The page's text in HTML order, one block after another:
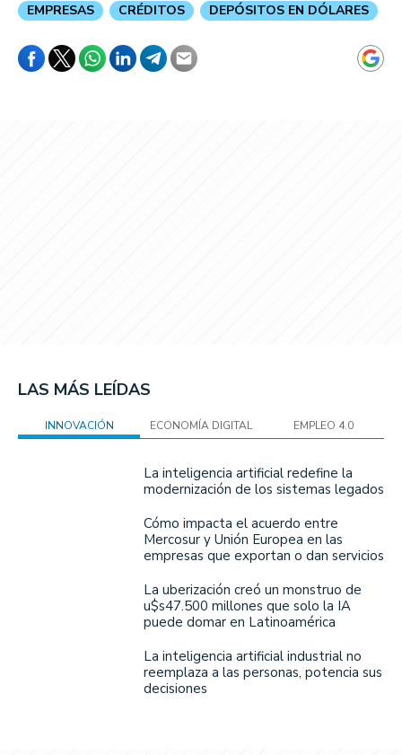
EMPRESAS CRÉDITOS DEPÓSITOS EN DÓLARES
LAS MÁS LEÍDAS
INNOVACIÓN ECONOMÍA DIGITAL EMPLEO 4.0
La inteligencia artificial redefine la
modernización de los sistemas legados
Cómo impacta el acuerdo entre
Mercosur y Unión Europea en las
empresas que exportan o dan servicios
La uberización creó un monstruo de
u$s47.500 millones que solo la IA
puede domar en Latinoamérica
La inteligencia artificial industrial no
reemplaza a las personas, potencia sus
decisiones